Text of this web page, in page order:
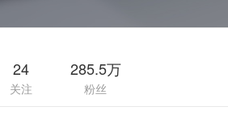
24
关注
285.5万
粉丝